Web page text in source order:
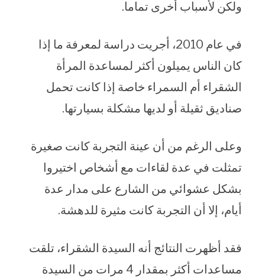
ولكن لأسباب أخرى تماما.
في عام 2010، أجريت دراسة لمعرفة ما إذا
كان الناس يميلون أكثر لمساعدة المرأة
الشقراء أم السمراء خاصة إذا كانت تحمل
صناديق ثقيلة أو لديها مشكلة بسيارتها.
وعلى الرغم من أن عينة التجربة كانت صغيرة
تمثلت في عدة لقاءات مع أشخاص اختيروا
بشكل عشوائي من الشارع على مدار عدة
أيام، إلا أن التجربة كانت مثيرة للدهشة.
فقد أظهرت النتائج أنه السيدة الشقراء، تلقت
مساعدات أكثر بمقدار 4 مرات من السيدة